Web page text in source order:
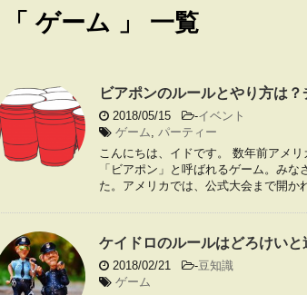
「 ゲーム 」 一覧
ビアポンのルールとやり方は
2018/05/15 -イベント
ゲーム, パーティー
こんにちは、イドです。 数年前アメ
「ビアポン」と呼ばれるゲーム。み
た。アメリカでは、公式大会まで開か
ケイドロのルールはどろけい
2018/02/21 -豆知識
ゲーム